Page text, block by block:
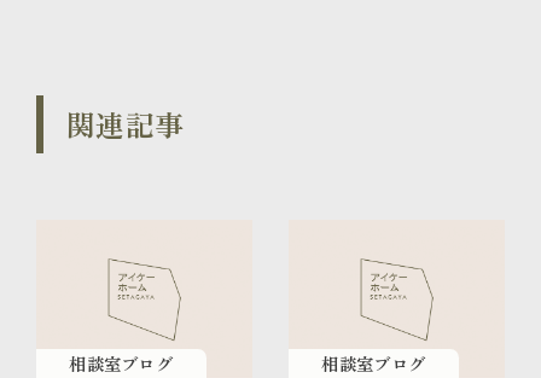
関連記事
相談室ブログ 相談室ブログ